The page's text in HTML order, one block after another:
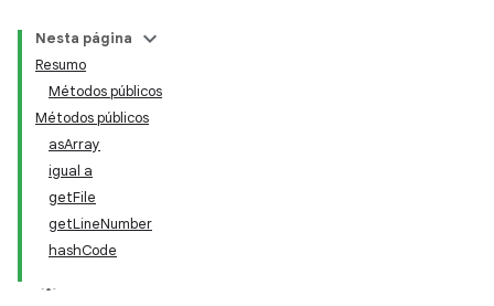
Nesta página
Resumo
Métodos públicos
Métodos públicos
asArray
igual a
getFile
getLineNumber
hashCode